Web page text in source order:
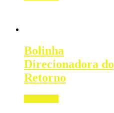
Bolinha
Direcionadora do
Retorno